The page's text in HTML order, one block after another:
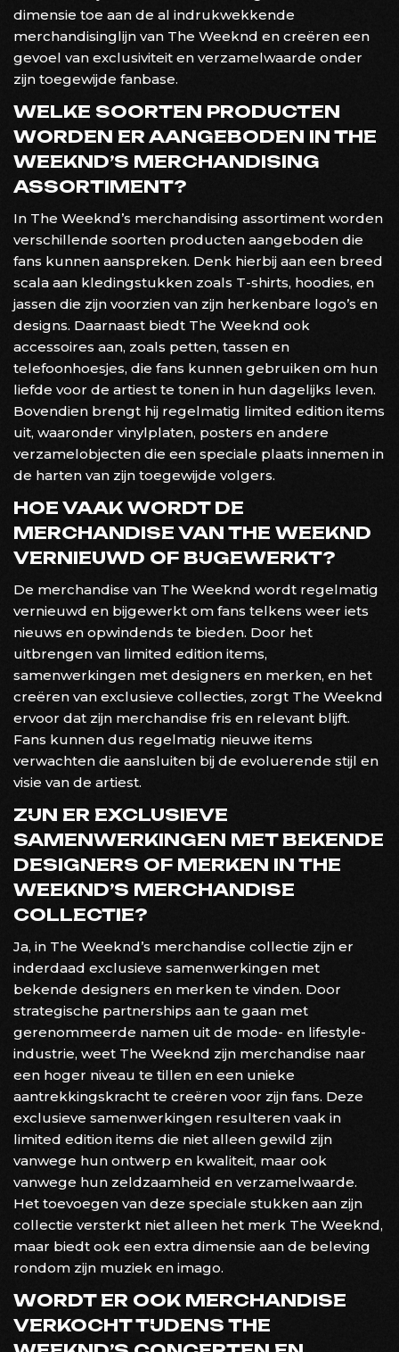
dimensie toe aan de al indrukwekkende
merchandisinglijn van The Weeknd en creëren een
gevoel van exclusiviteit en verzamelwaarde onder
zijn toegewijde fanbase.
WELKE SOORTEN PRODUCTEN
WORDEN ER AANGEBODEN IN THE
WEEKND’S MERCHANDISING
ASSORTIMENT?
In The Weeknd’s merchandising assortiment worden
verschillende soorten producten aangeboden die
fans kunnen aanspreken. Denk hierbij aan een breed
scala aan kledingstukken zoals T-shirts, hoodies, en
jassen die zijn voorzien van zijn herkenbare logo’s en
designs. Daarnaast biedt The Weeknd ook
accessoires aan, zoals petten, tassen en
telefoonhoesjes, die fans kunnen gebruiken om hun
liefde voor de artiest te tonen in hun dagelijks leven.
Bovendien brengt hij regelmatig limited edition items
uit, waaronder vinylplaten, posters en andere
verzamelobjecten die een speciale plaats innemen in
de harten van zijn toegewijde volgers.
HOE VAAK WORDT DE
MERCHANDISE VAN THE WEEKND
VERNIEUWD OF BIJGEWERKT?
De merchandise van The Weeknd wordt regelmatig
vernieuwd en bijgewerkt om fans telkens weer iets
nieuws en opwindends te bieden. Door het
uitbrengen van limited edition items,
samenwerkingen met designers en merken, en het
creëren van exclusieve collecties, zorgt The Weeknd
ervoor dat zijn merchandise fris en relevant blijft.
Fans kunnen dus regelmatig nieuwe items
verwachten die aansluiten bij de evoluerende stijl en
visie van de artiest.
ZIJN ER EXCLUSIEVE
SAMENWERKINGEN MET BEKENDE
DESIGNERS OF MERKEN IN THE
WEEKND’S MERCHANDISE
COLLECTIE?
Ja, in The Weeknd’s merchandise collectie zijn er
inderdaad exclusieve samenwerkingen met
bekende designers en merken te vinden. Door
strategische partnerships aan te gaan met
gerenommeerde namen uit de mode- en lifestyle-
industrie, weet The Weeknd zijn merchandise naar
een hoger niveau te tillen en een unieke
aantrekkingskracht te creëren voor zijn fans. Deze
exclusieve samenwerkingen resulteren vaak in
limited edition items die niet alleen gewild zijn
vanwege hun ontwerp en kwaliteit, maar ook
vanwege hun zeldzaamheid en verzamelwaarde.
Het toevoegen van deze speciale stukken aan zijn
collectie versterkt niet alleen het merk The Weeknd,
maar biedt ook een extra dimensie aan de beleving
rondom zijn muziek en imago.
WORDT ER OOK MERCHANDISE
VERKOCHT TIJDENS THE